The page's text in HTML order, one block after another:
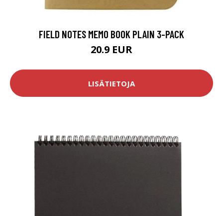
FIELD NOTES MEMO BOOK PLAIN 3-PACK
20.9 EUR
LISÄTIETOJA